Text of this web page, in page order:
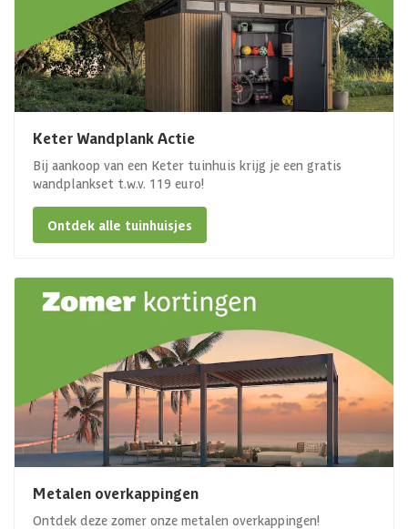
Keter Wandplank Actie
Bij aankoop van een Keter tuinhuis krijg je een gratis
wandplankset t.w.v. 119 euro!
Ontdek alle tuinhuisjes
Metalen overkappingen
Ontdek deze zomer onze metalen overkappingen!